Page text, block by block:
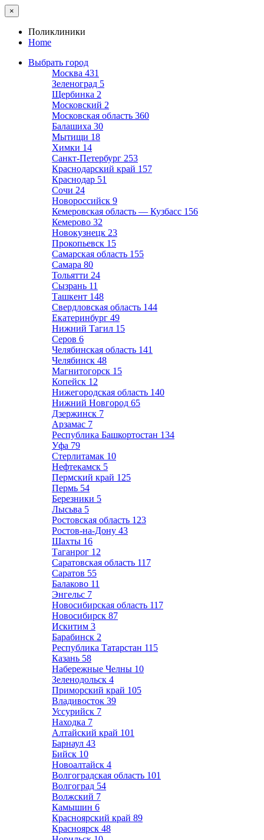
×
Поликлиники
Home
Выбрать город
Москва 431
Зеленоград 5
Щербинка 2
Московский 2
Московская область 360
Балашиха 30
Мытищи 18
Химки 14
Санкт-Петербург 253
Краснодарский край 157
Краснодар 51
Сочи 24
Новороссийск 9
Кемеровская область — Кузбасс 156
Кемерово 32
Новокузнецк 23
Прокопьевск 15
Самарская область 155
Самара 80
Тольятти 24
Сызрань 11
Ташкент 148
Свердловская область 144
Екатеринбург 49
Нижний Тагил 15
Серов 6
Челябинская область 141
Челябинск 48
Магнитогорск 15
Копейск 12
Нижегородская область 140
Нижний Новгород 65
Дзержинск 7
Арзамас 7
Республика Башкортостан 134
Уфа 79
Стерлитамак 10
Нефтекамск 5
Пермский край 125
Пермь 54
Березники 5
Лысьва 5
Ростовская область 123
Ростов-на-Дону 43
Шахты 16
Таганрог 12
Саратовская область 117
Саратов 55
Балаково 11
Энгельс 7
Новосибирская область 117
Новосибирск 87
Искитим 3
Барабинск 2
Республика Татарстан 115
Казань 58
Набережные Челны 10
Зеленодольск 4
Приморский край 105
Владивосток 39
Уссурийск 7
Находка 7
Алтайский край 101
Барнаул 43
Бийск 10
Новоалтайск 4
Волгоградская область 101
Волгоград 54
Волжский 7
Камышин 6
Красноярский край 89
Красноярск 48